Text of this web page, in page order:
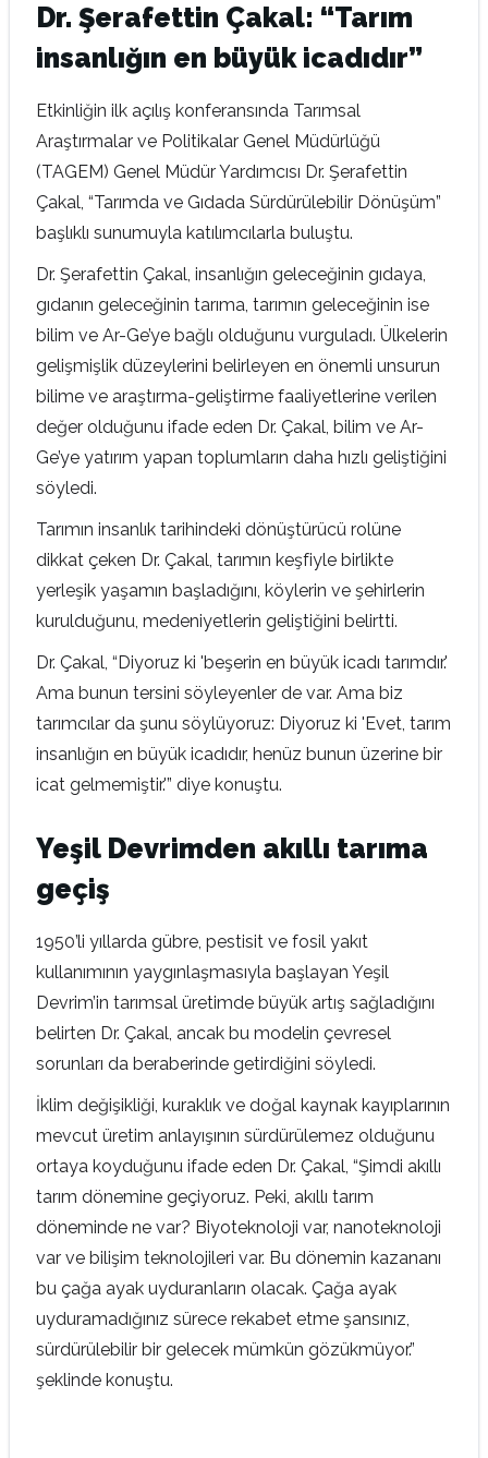
Dr. Şerafettin Çakal: “Tarım
insanlığın en büyük icadıdır”
Etkinliğin ilk açılış konferansında Tarımsal
Araştırmalar ve Politikalar Genel Müdürlüğü
(TAGEM) Genel Müdür Yardımcısı Dr. Şerafettin
Çakal, “Tarımda ve Gıdada Sürdürülebilir Dönüşüm”
başlıklı sunumuyla katılımcılarla buluştu.
Dr. Şerafettin Çakal, insanlığın geleceğinin gıdaya,
gıdanın geleceğinin tarıma, tarımın geleceğinin ise
bilim ve Ar-Ge’ye bağlı olduğunu vurguladı. Ülkelerin
gelişmişlik düzeylerini belirleyen en önemli unsurun
bilime ve araştırma-geliştirme faaliyetlerine verilen
değer olduğunu ifade eden Dr. Çakal, bilim ve Ar-
Ge’ye yatırım yapan toplumların daha hızlı geliştiğini
söyledi.
Tarımın insanlık tarihindeki dönüştürücü rolüne
dikkat çeken Dr. Çakal, tarımın keşfiyle birlikte
yerleşik yaşamın başladığını, köylerin ve şehirlerin
kurulduğunu, medeniyetlerin geliştiğini belirtti.
Dr. Çakal, “Diyoruz ki 'beşerin en büyük icadı tarımdır.'
Ama bunun tersini söyleyenler de var. Ama biz
tarımcılar da şunu söylüyoruz: Diyoruz ki 'Evet, tarım
insanlığın en büyük icadıdır, henüz bunun üzerine bir
icat gelmemiştir.'” diye konuştu.
Yeşil Devrimden akıllı tarıma
geçiş
1950’li yıllarda gübre, pestisit ve fosil yakıt
kullanımının yaygınlaşmasıyla başlayan Yeşil
Devrim’in tarımsal üretimde büyük artış sağladığını
belirten Dr. Çakal, ancak bu modelin çevresel
sorunları da beraberinde getirdiğini söyledi.
İklim değişikliği, kuraklık ve doğal kaynak kayıplarının
mevcut üretim anlayışının sürdürülemez olduğunu
ortaya koyduğunu ifade eden Dr. Çakal, “Şimdi akıllı
tarım dönemine geçiyoruz. Peki, akıllı tarım
döneminde ne var? Biyoteknoloji var, nanoteknoloji
var ve bilişim teknolojileri var. Bu dönemin kazananı
bu çağa ayak uyduranların olacak. Çağa ayak
uyduramadığınız sürece rekabet etme şansınız,
sürdürülebilir bir gelecek mümkün gözükmüyor.”
şeklinde konuştu.